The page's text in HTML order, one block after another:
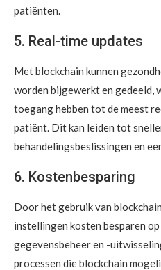
patiënten.
5. Real-time updates
Met blockchain kunnen
worden bijgewerkt en
toegang hebben tot de meest
patiënt. Dit kan leiden tot
behandelingsbeslissingen en
6. Kostenbesparing
Door het gebruik van
instellingen kosten besparen
gegevensbeheer en -
processen die blockchain